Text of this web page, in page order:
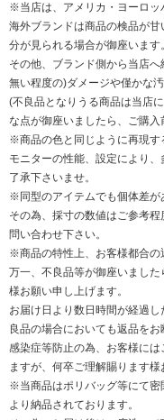
※当店は、アメリカ・ヨーロッ
海外ブランドは商品の検品が
分が見られる場合が御座います。
その他、ブランド側から当店
無い程度の)ダメージや僅かな
(不良品となりうる商品は当店
な点が御座いましたら、ご購
※商品の色と同じように再現す
モニターの性能、設定により
了承下さいませ。
※同型のアイテムでも個体差が
その為、採寸の数値はご参考
問い合わせ下さい。
※商品の特性上、お客様都合の
万一、不良品等が御座いまし
様お願い申し上げます。
お届け日より数日時間が経過
良品の場合においても返品をお
感染症等防止の為、お客様に
ますが、何卒ご理解賜ります様
※当商品はポリバッグ等にて密
より納品されております。